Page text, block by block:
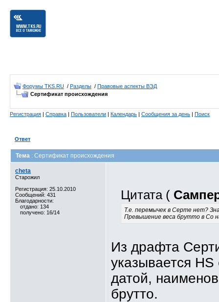
Форумы TKS.RU / Разделы / Правовые аспекты ВЭД
Сертификат происхождения
Регистрация | Справка | Пользователи | Календарь | Сообщения за день | Поиск
Ответ
Тема : Сертификат происхождения
cheta
Старожил
Регистрация: 25.10.2010
Сообщений: 431
Благодарности:
отдано: 134
получено: 16/14
Цитата (
Т.е. перемычек в Серте нет?
Превышение веса брутто в Со
Из драфта
указывается
датой,
брутто.